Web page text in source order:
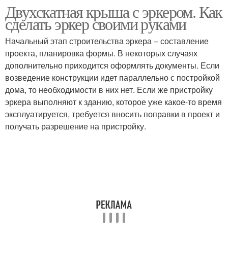
Ломаная крыша Ломаные крыши
Мансардные крыши Шатровая крыша
Вальмовая крыша Крыша из профнастила
Двухскатная крыша с эркером. Как
сделать эркер своими руками
Начальный этап строительства эркера – составление
проекта, планировка формы. В некоторых случаях
дополнительно приходится оформлять документы. Если
возведение конструкции идет параллельно с постройкой
дома, то необходимости в них нет. Если же пристройку
эркера выполняют к зданию, которое уже какое-то время
эксплуатируется, требуется вносить поправки в проект и
получать разрешение на пристройку.